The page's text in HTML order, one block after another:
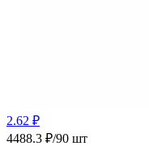
2.62 ₽
4488.3 ₽/90 шт